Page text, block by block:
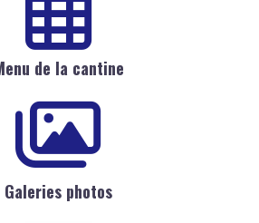
de la cantine
Galeries photos